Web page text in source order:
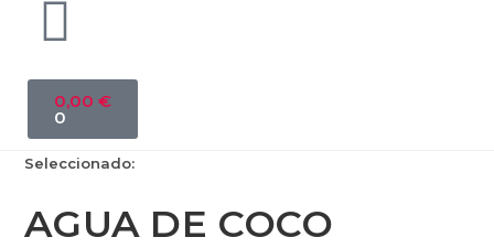
0,00 €
0
Seleccionado:
AGUA DE COCO